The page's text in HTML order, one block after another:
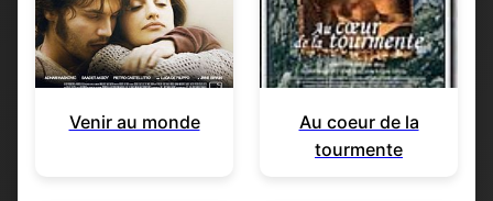
Venir au monde
Au coeur de la
tourmente